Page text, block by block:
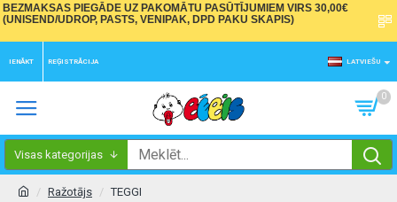
BEZMAKSAS PIEGĀDE UZ PAKOMĀTU PASŪTĪJUMIEM VIRS 30,00€
(UNISEND/UDROP, PASTS, VENIPAK, DPD PAKU SKAPIS)
IENĀKT REĢISTRĀCIJA LATVIEŠU
0
Visas kategorijas
Ražotājs TEGGI